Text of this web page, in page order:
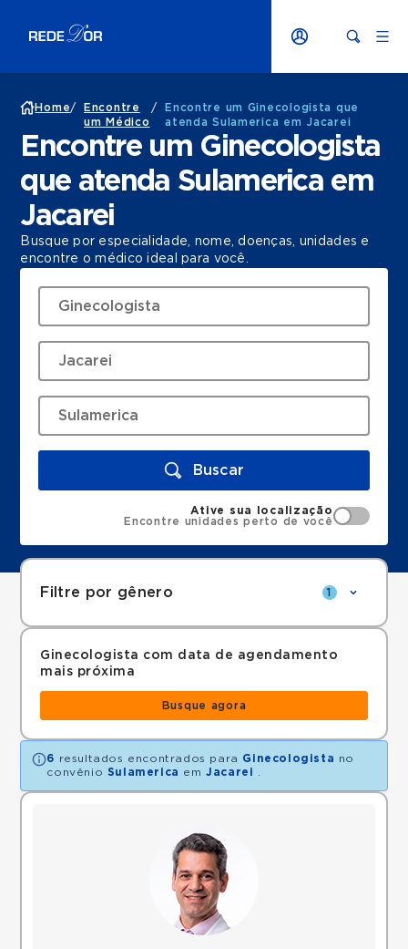
Home/
Encontre
um Médico
/
Encontre um Ginecologista que
atenda Sulamerica em Jacarei
Encontre um Ginecologista
que atenda Sulamerica em
Jacarei
Busque por especialidade, nome, doenças, unidades e
encontre o médico ideal para você.
Buscar
Ative sua localização
Encontre unidades perto de você
Filtre por gênero 1
Ginecologista com data de agendamento
mais próxima
Busque agora
6 resultados encontrados para Ginecologista no
convênio Sulamerica emJacarei